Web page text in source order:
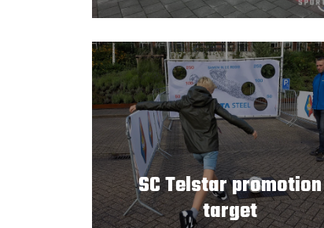
SC Telstar promotion
target